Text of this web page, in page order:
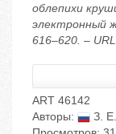
облепихи
электронный
616–620. –
ART 46142
Авторы:
З.